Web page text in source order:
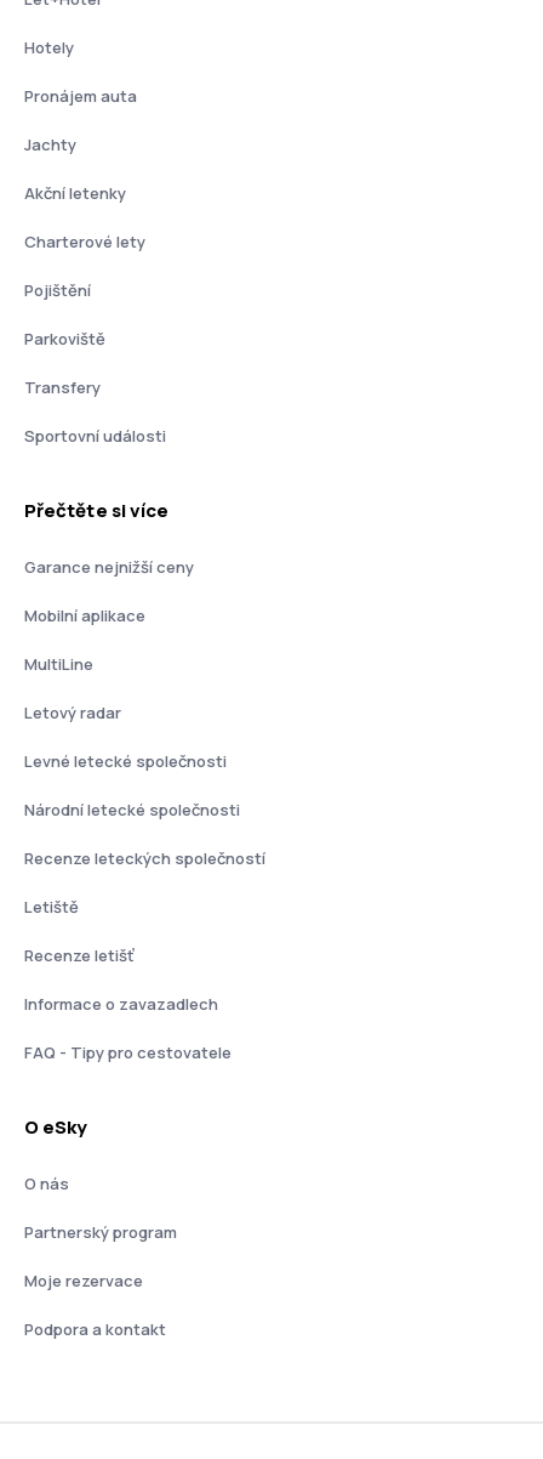
Hotely
Pronájem auta
Jachty
Akční letenky
Charterové lety
Pojištění
Parkoviště
Transfery
Sportovní události
Přečtěte si více
Garance nejnižší ceny
Mobilní aplikace
MultiLine
Letový radar
Levné letecké společnosti
Národní letecké společnosti
Recenze leteckých společností
Letiště
Recenze letišť
Informace o zavazadlech
FAQ - Tipy pro cestovatele
O eSky
O nás
Partnerský program
Moje rezervace
Podpora a kontakt